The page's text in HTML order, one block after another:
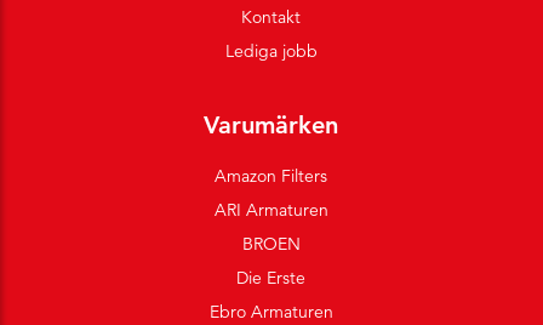
Kontakt
Lediga jobb
Varumärken
Amazon Filters
ARI Armaturen
BROEN
Die Erste
Ebro Armaturen